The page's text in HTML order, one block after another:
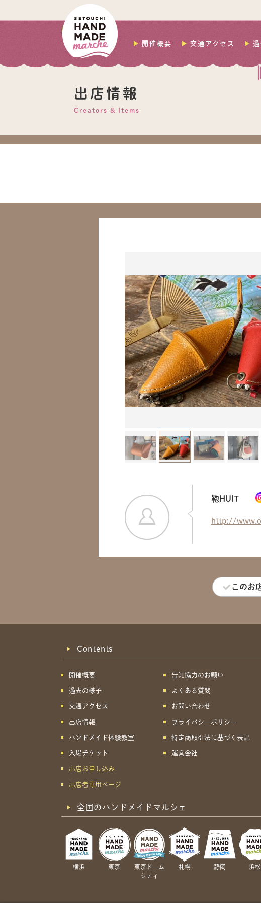
開催概要 交通アクセス
出店情報
Creators & Items
鞄HUIT
http://
このお
Contents
開催概要
過去の様子
交通アクセス
出店情報
ハンドメイド体験教室
入場チケット
出店お申し込み
出店者専用ページ
告知協力のお願い
よくある質問
お問い合わせ
プライバシーポリシー
特定商取引法に基づく表記
運営会社
全国のハンドメイドマルシェ
横浜 東京
東京ドーム
シティ
札幌 静岡 浜松